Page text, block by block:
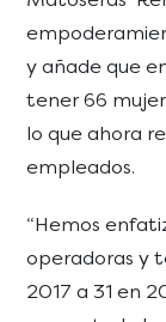
y añade que
tener 66
lo que ahora
empleados.
“Hemos
operadoras y
2017 a 31 en